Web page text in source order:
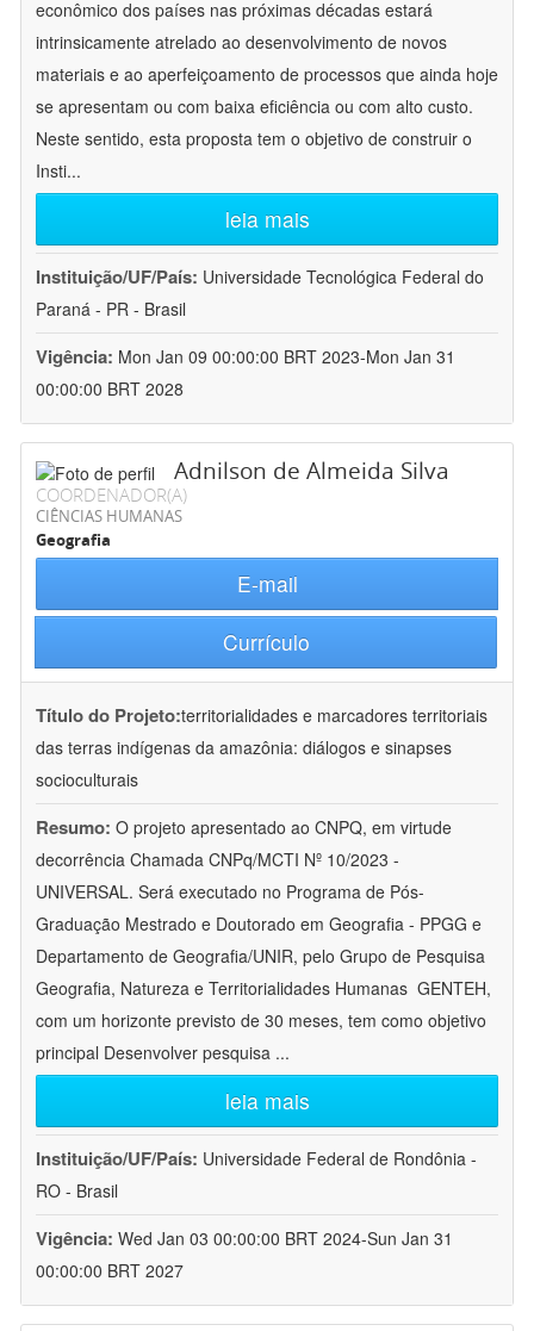
econômico dos países nas próximas décadas estará
intrinsicamente atrelado ao desenvolvimento de novos
materiais e ao aperfeiçoamento de processos que ainda hoje
se apresentam ou com baixa eficiência ou com alto custo.
Neste sentido, esta proposta tem o objetivo de construir o
Insti...
leia mais
Instituição/UF/País: Universidade Tecnológica Federal do
Paraná - PR - Brasil
Vigência: Mon Jan 09 00:00:00 BRT 2023-Mon Jan 31
00:00:00 BRT 2028
Adnilson de Almeida Silva
COORDENADOR(A)
CIÊNCIAS HUMANAS
Geografia
E-mail
Currículo
Título do Projeto:territorialidades e marcadores territoriais
das terras indígenas da amazônia: diálogos e sinapses
socioculturais
Resumo: O projeto apresentado ao CNPQ, em virtude
decorrência Chamada CNPq/MCTI Nº 10/2023 -
UNIVERSAL. Será executado no Programa de Pós-
Graduação Mestrado e Doutorado em Geografia - PPGG e
Departamento de Geografia/UNIR, pelo Grupo de Pesquisa
Geografia, Natureza e Territorialidades Humanas  GENTEH,
com um horizonte previsto de 30 meses, tem como objetivo
principal Desenvolver pesquisa ...
leia mais
Instituição/UF/País: Universidade Federal de Rondônia -
RO - Brasil
Vigência: Wed Jan 03 00:00:00 BRT 2024-Sun Jan 31
00:00:00 BRT 2027